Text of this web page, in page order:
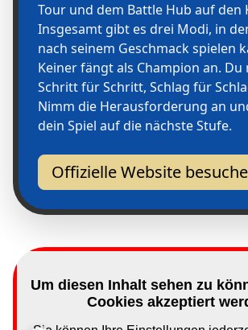
Tour und dem Battle Hub auf den
Insgesamt gibt es drei Modi, in
nach seinem Geschmack spielen
Keiner fängt als Champion an. Du
Schritt für Schritt, Schlag für
Nimm die Herausforderung an
dein Spiel auf die nächste Stufe.
Offizielle Website